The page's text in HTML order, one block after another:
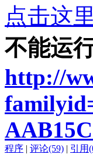
点击这
不能运
http://
程序 | 评论(59) | 引用